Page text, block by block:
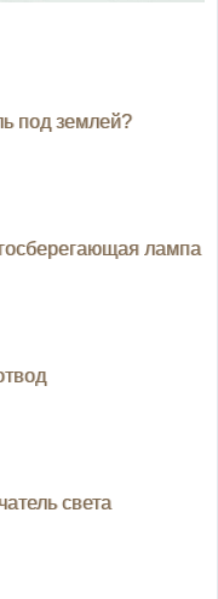
под землей?
лампа
света